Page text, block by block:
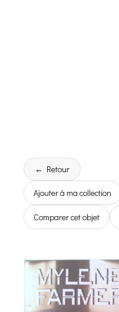
← Retour
Ajouter à ma collection
Comparer cet objet